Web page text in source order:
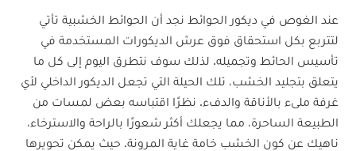
عند الغوص في ديكور الحوائط نجد أن الحوائط الخشبية تأتي
لتتربع بكل استحقاق فوق عرش الديكورات المستخدمة في
تأسيس الحائط وتجميله. لذلك سوف نتطرق اليوم إلى كل ما
يتعلق بتجليد الخشب، تلك الحيلة التي تجعل الديكور الداخلي لأي
غرفة ملىء بالأناقة والدفء. نظرًا اقتباسه بعض لمسات من
الطبيعة الساحرة، مما يجعلك أكثر شعورًا بالراحة والاسترخاء،
ناهيك عن كون الخشب خامة غاية المرونة. حيث يمكن تحويرها